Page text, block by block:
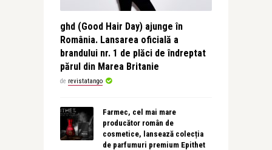
ghd (Good Hair Day) ajunge în
România. Lansarea oficială a
brandului nr. 1 de plăci de îndreptat
părul din Marea Britanie
de revistatango
Farmec, cel mai mare
producător român de
cosmetice, lansează colecția
de parfumuri premium Epithet